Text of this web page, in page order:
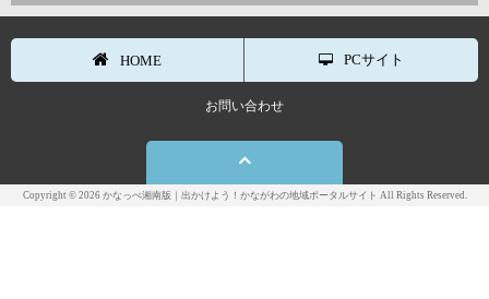
HOME PCサイト
お問い合わせ
Copyright © 2026 かなっぺ湘南版｜出かけよう！かながわの地域ポータルサイト All Rights Reserved.